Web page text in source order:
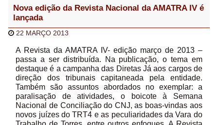
Nova edição da Revista Nacional da AMATRA IV é
lançada
22 MARÇO 2013
A Revista da AMATRA IV- edição março de 2013 –
passa a ser distribuída. Na publicação, o tema em
destaque é a campanha das Diretas Já aos cargos de
direção dos tribunais capitaneada pela entidade.
Também são assuntos abordados no exemplar: a
paralisação de atividades, o boicote à Semana
Nacional de Conciliação do CNJ, as boas-vindas aos
novos juízes do TRT4 e as peculiaridades da Vara do